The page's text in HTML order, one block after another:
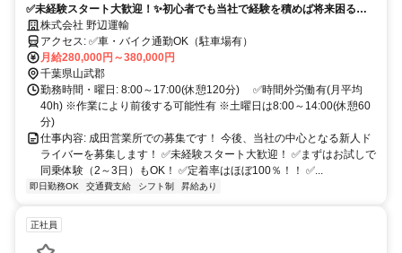
✅️未経験スタート大歓迎！✨初心者でも当社で経験を積めば将来困る事
はありません✨ドライバーの｢イメージ｣がきっと変わります！
株式会社 野辺運輸
アクセス: ✅️車・バイク通勤OK（駐車場有）
月給280,000円～380,000円
千葉県山武郡
勤務時間・曜日: 8:00～17:00(休憩120分) ✅️時間外労働有(月平均
40h) ※作業により前後する可能性有 ※土曜日は8:00～14:00(休憩60
分)
仕事内容: 成田営業所での募集です！ 今後、当社の中心となる新人ド
ライバーを募集します！ ✅️未経験スタート大歓迎！ ✅️まずはお試しで
同乗体験（2～3日）もOK！ ✅️定着率はほぼ100％！！ ✅...
即日勤務OK 交通費支給 シフト制 昇給あり
正社員